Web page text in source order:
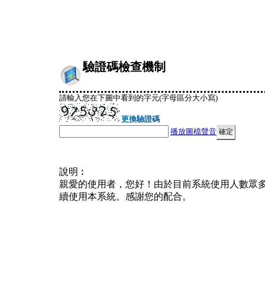
驗證碼檢查機制
請輸入您在下圖中看到的字元(字母區分大小寫)
更換驗證碼
播放圖檔聲音
說明︰
親愛的使用者，您好！由於目前系統使用人數眾
續使用本系統。感謝您的配合。